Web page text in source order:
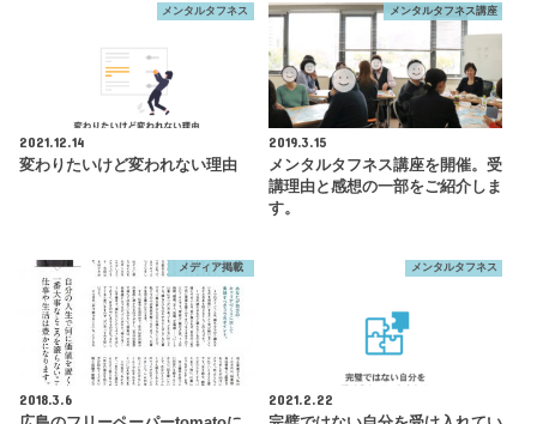
メンタルタフネス
2021.12.14
変わりたいけど変われない理由
メンタルタフネス講座
2019.3.15
メンタルタフネス講座を開催。受
講理由と感想の一部をご紹介しま
す。
メディア掲載
2018.3.6
メンタルタフネス
2021.2.22